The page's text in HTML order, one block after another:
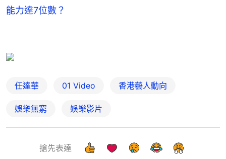
能力達7位數？
任達華 01 Video 香港藝人動向
娛樂無窮 娛樂影片
搶先表達